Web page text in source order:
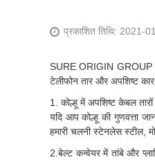
प्रकाशित तिथि: 2021-
SURE ORIGIN GROUP
टेलीफोन तार और अपशिष्ट
1. कोल्हू में अपशिष्ट केबल
यदि आप कोल्हू की गुणवत्ता
हमारी चलनी स्टेनलेस स्टील,
2.बेल्ट कन्वेयर में तांबे और